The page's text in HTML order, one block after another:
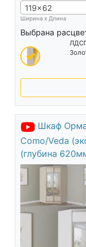
119x62
Ширина х Длина
Выбрана
Шкаф
Como/Veda
(глубина